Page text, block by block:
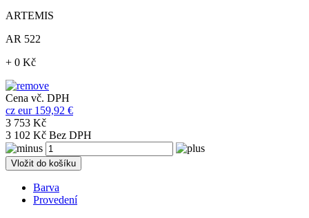
ARTEMIS
AR 522
+ 0 Kč
Cena vč. DPH
cz eur 159,92 €
3 753 Kč
3 102 Kč Bez DPH
Vložit do košíku
Barva
Provedení